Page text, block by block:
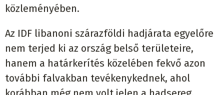
közleményében.
Az IDF libanoni szárazföldi hadjárata egyelőre
nem terjed ki az ország belső területeire,
hanem a határkerítés közelében fekvő azon
további falvakban tevékenykednek, ahol